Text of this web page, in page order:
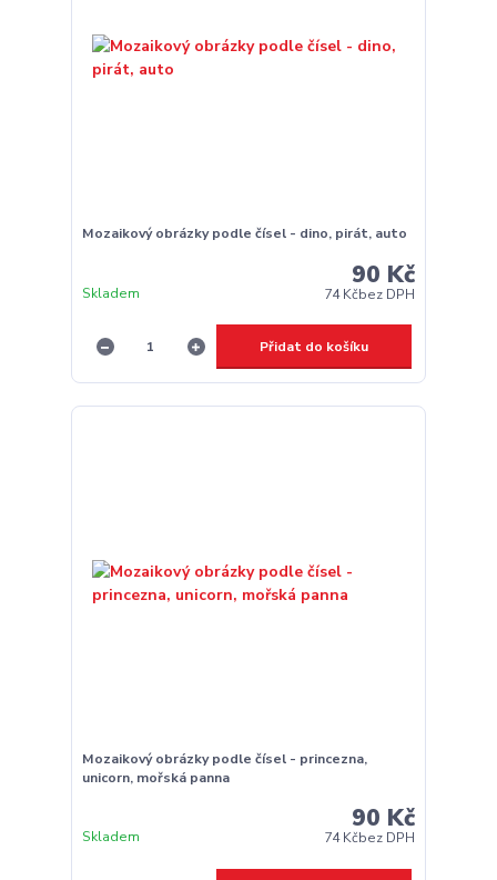
Mozaikový obrázky podle čísel - dino, pirát, auto
90 Kč
74 Kčbez DPH
Skladem
Přidat do košíku
Mozaikový obrázky podle čísel - princezna,
unicorn, mořská panna
90 Kč
74 Kčbez DPH
Skladem